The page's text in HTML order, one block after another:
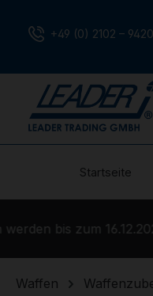
+49 (0) 2102 –
Startseite
bis zum
Waffen